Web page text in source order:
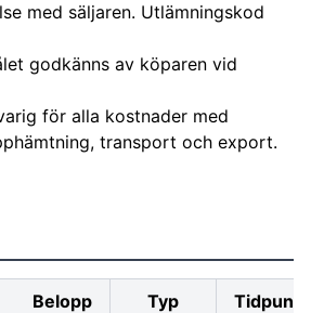
med säljaren. Utlämningskod
godkänns av köparen vid
för alla kostnader med
transport och export.
Belopp Typ Tidpunkt